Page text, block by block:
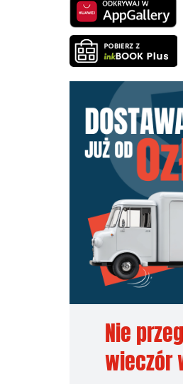
Nie
wieczór